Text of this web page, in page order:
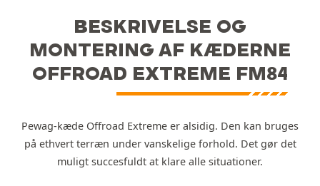
BESKRIVELSE OG
MONTERING AF KÆDERNE
OFFROAD EXTREME FM84
Pewag-kæde Offroad Extreme er alsidig. Den kan bruges
på ethvert terræn under vanskelige forhold. Det gør det
muligt succesfuldt at klare alle situationer.